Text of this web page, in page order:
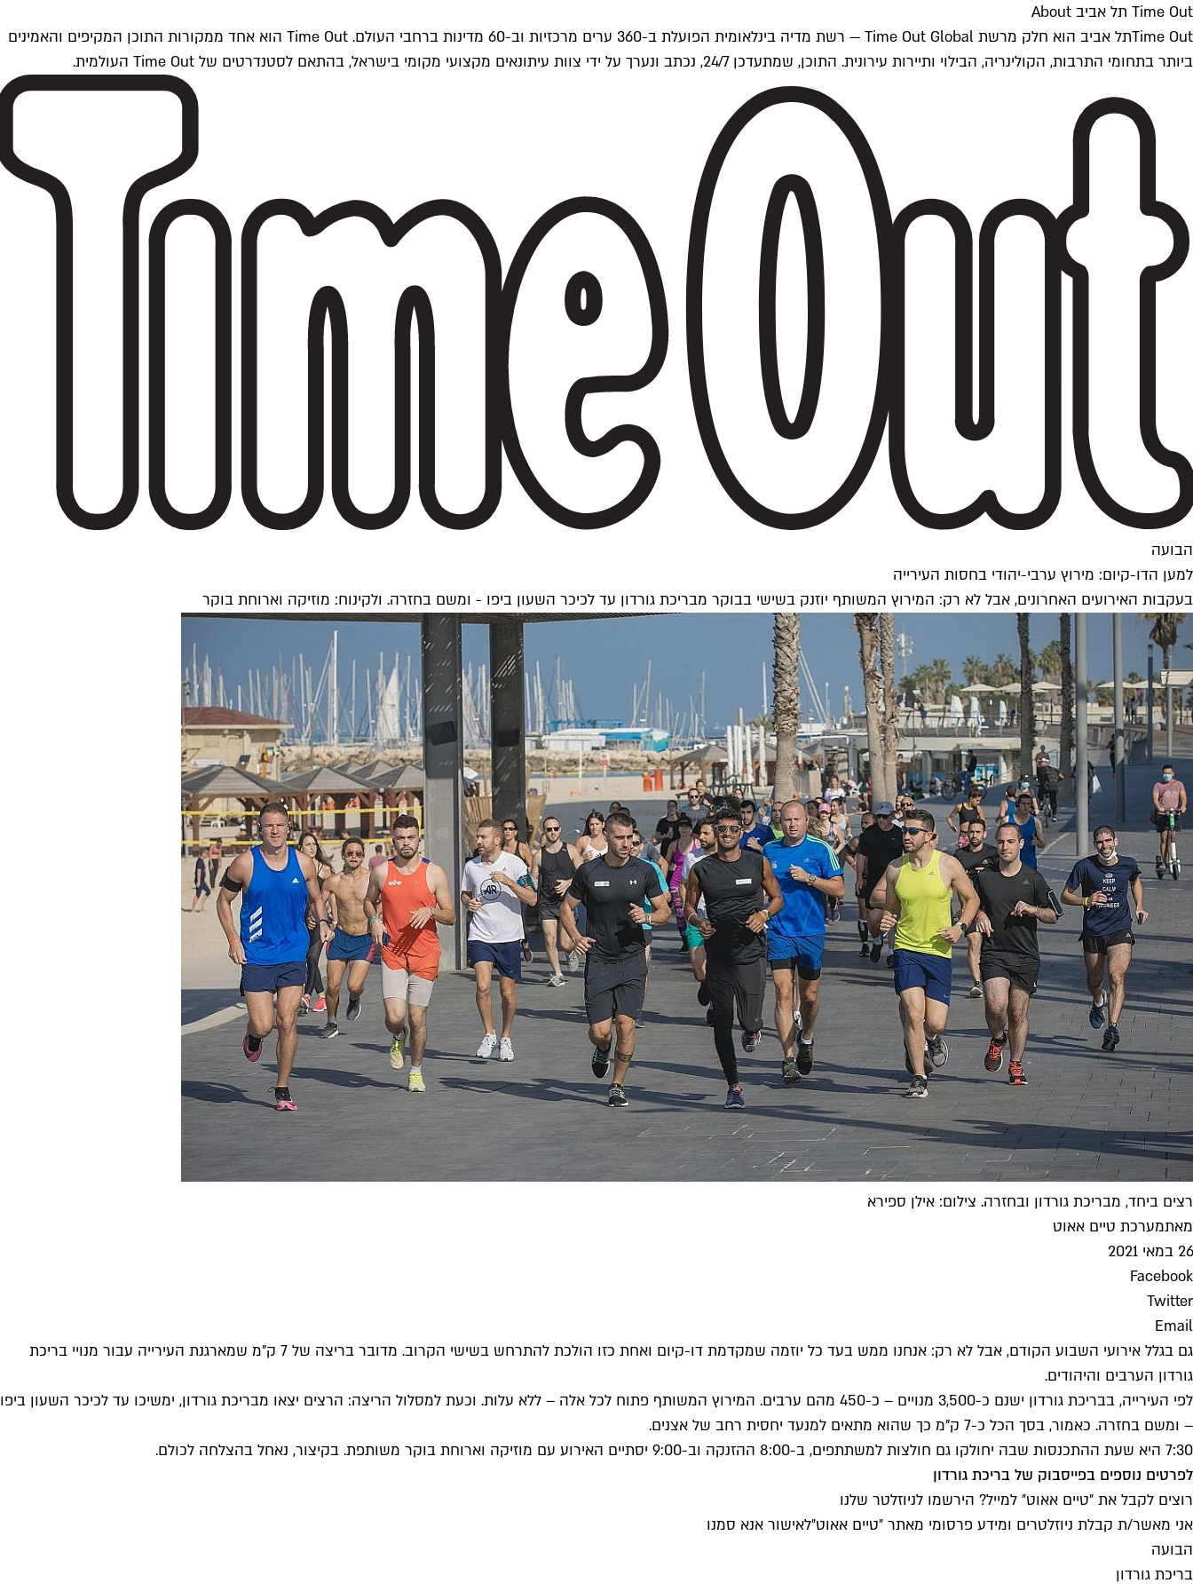
Time Out תל אביב About
Time Outתל אביב הוא חלק מרשת Time Out Global — רשת מדיה בינלאומית הפועלת ב-360 ערים מרכזיות וב-60 מדינות ברחבי העולם. Time Out הוא אחד ממקורות התוכן המקיפים והאמינים
ביותר בתחומי התרבות, הקולינריה, הבילוי ותיירות עירונית. התוכן, שמתעדכן 24/7, נכתב ונערך על ידי צוות עיתונאים מקצועי מקומי בישראל, בהתאם לסטנדרטים של Time Out העולמית.
הבועה
למען הדו-קיום: מירוץ ערבי-יהודי בחסות העירייה
בעקבות האירועים האחרונים, אבל לא רק: המירוץ המשותף יוזנק בשישי בבוקר מבריכת גורדון עד לכיכר השעון ביפו - ומשם בחזרה. ולקינוח: מוזיקה וארוחת בוקר
רצים ביחד, מבריכת גורדון ובחזרה. צילום: אילן ספירא
מאתמערכת טיים אאוט
26 במאי 2021
Facebook
Twitter
Email
גם בגלל אירועי השבוע הקודם, אבל לא רק: אנחנו ממש בעד כל יוזמה שמקדמת דו-קיום ואחת כזו הולכת להתרחש בשישי הקרוב. מדובר בריצה של 7 ק"מ שמארגנת העירייה עבור מנויי בריכת
גורדון הערבים והיהודים.
לפי העירייה, בבריכת גורדון ישנם כ-3,500 מנויים – כ-450 מהם ערבים. המירוץ המשותף פתוח לכל אלה – ללא עלות. וכעת למסלול הריצה: הרצים יצאו מבריכת גורדון, ימשיכו עד לכיכר השעון ביפו
– ומשם בחזרה. כאמור, בסך הכל כ-7 ק"מ כך שהוא מתאים למנעד יחסית רחב של אצנים.
7:30 היא שעת ההתכנסות שבה יחולקו גם חולצות למשתתפים, ב-8:00 ההזנקה וב-9:00 יסתיים האירוע עם מוזיקה וארוחת בוקר משותפת. בקיצור, נאחל בהצלחה לכולם.
לפרטים נוספים בפייסבוק של בריכת גורדון
רוצים לקבל את ״טיים אאוט״ למייל? הירשמו לניוזלטר שלנו
אני מאשר/ת קבלת ניוזלטרים ומידע פרסומי מאתר ״טיים אאוט״לאישור אנא סמנו
הבועה
בריכת גורדון